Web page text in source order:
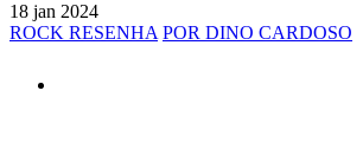
18 jan 2024
ROCK RESENHA POR DINO CARDOSO